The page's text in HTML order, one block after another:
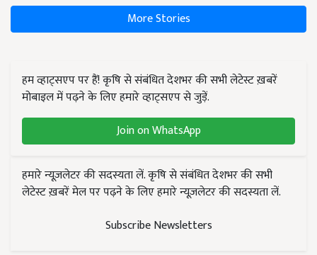
More Stories
हम व्हाट्सएप पर हैं! कृषि से संबंधित देशभर की सभी लेटेस्ट ख़बरें
मोबाइल में पढ़ने के लिए हमारे व्हाट्सएप से जुड़ें.
Join on WhatsApp
हमारे न्यूज़लेटर की सदस्यता लें. कृषि से संबंधित देशभर की सभी
लेटेस्ट ख़बरें मेल पर पढ़ने के लिए हमारे न्यूज़लेटर की सदस्यता लें.
Subscribe Newsletters